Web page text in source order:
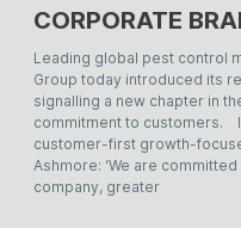
CORPORATE
Leading global pest control
Group today introduced its
signalling a new chapter in
commitment to customers.
customer-first growth-
Ashmore: ‘We are
company, greater